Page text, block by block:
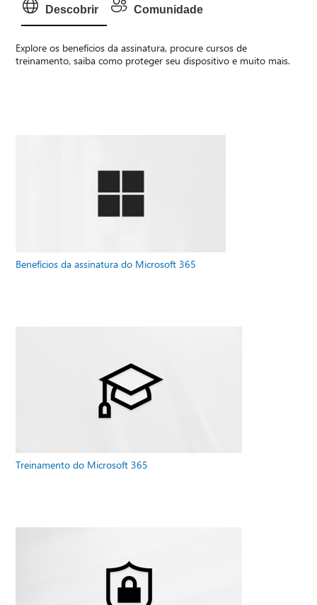
Descobrir Comunidade
Explore os benefícios da assinatura, procure cursos de
treinamento, saiba como proteger seu dispositivo e muito mais.
Benefícios da assinatura do Microsoft 365
Treinamento do Microsoft 365